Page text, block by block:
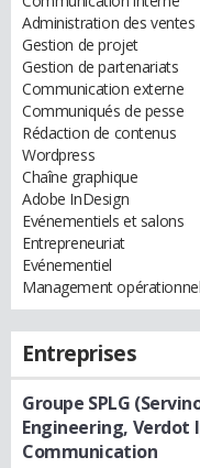
Administration des ventes
Gestion de projet
Gestion de partenariats
Communication externe
Communiqués de pesse
Rédaction de contenus
Wordpress
Chaîne graphique
Adobe InDesign
Evénementiels et salons
Entrepreneuriat
Evénementiel
Management opérationnel
Entreprises
Groupe SPLG
Engineering, Verdot
Communication